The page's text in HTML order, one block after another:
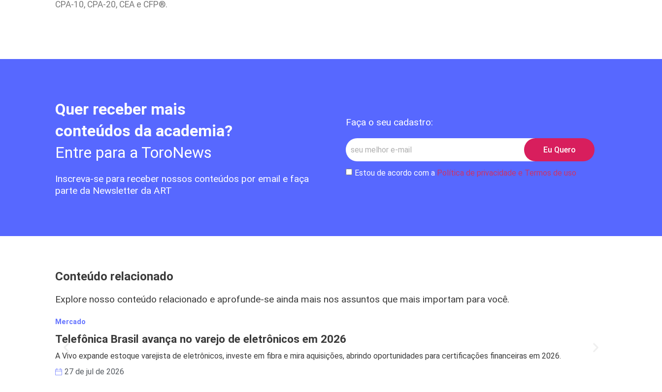
CPA-10, CPA-20, CEA e CFP®.
Quer receber mais
conteúdos da academia?
Entre para a ToroNews
Inscreva-se para receber nossos conteúdos por email e faça
parte da Newsletter da ART
Faça o seu cadastro:
Estou de acordo com a Política de privacidade e Termos de uso
Eu Quero
Conteúdo relacionado
Explore nosso conteúdo relacionado e aprofunde-se ainda mais nos assuntos que mais importam para você.
Mercado
Telefônica Brasil avança no varejo de eletrônicos em 2026
A Vivo expande estoque varejista de eletrônicos, investe em fibra e mira aquisições, abrindo oportunidades para certificações financeiras em 2026.
27 de jul de 2026